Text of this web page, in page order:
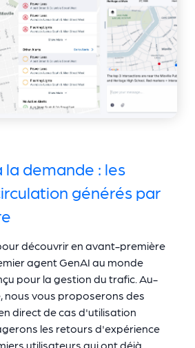
la demande : les
générés par
découvrir en avant-première
agent GenAI au monde
pour la gestion du trafic. Au-
nous vous proposerons des
direct de cas d'utilisation
les retours d'expérience
utilisateurs qui ont déjà